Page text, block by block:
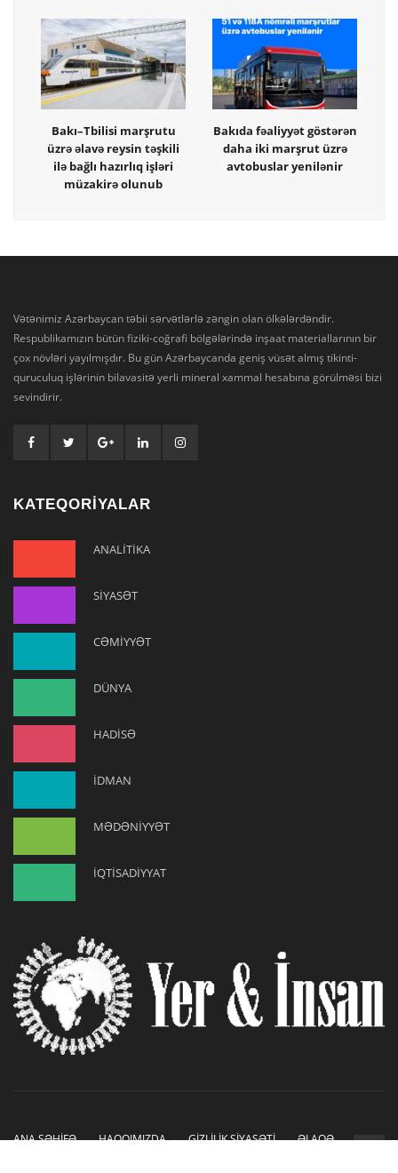
Bakı–Tbilisi marşrutu
üzrə əlavə reysin təşkili
ilə bağlı hazırlıq işləri
müzakirə olunub
Bakıda fəaliyyət göstərən
daha iki marşrut üzrə
avtobuslar yenilənir
Vətənimiz Azərbaycan təbii sərvətlərlə zəngin olan ölkələrdəndir.
Respublikamızın bütün fiziki-coğrafi bölgələrində inşaat materiallarının bir
çox növləri yayılmışdır. Bu gün Azərbaycanda geniş vüsət almış tikinti-
quruculuq işlərinin bilavasitə yerli mineral xammal hesabına görülməsi bizi
sevindirir.
KATEQORİYALAR
ANALİTİKA
SİYASƏT
CƏMİYYƏT
DÜNYA
HADİSƏ
İDMAN
MƏDƏNİYYƏT
İQTİSADİYYAT
ANA SƏHİFƏ HAQQIMIZDA GİZLİLİK SİYASƏTİ
ƏLAQƏ